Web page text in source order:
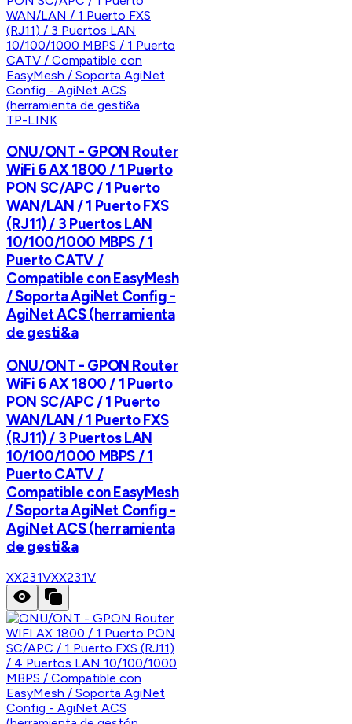
TP-LINK
ONU/ONT - GPON Router
WiFi 6 AX 1800 / 1 Puerto
PON SC/APC / 1 Puerto
WAN/LAN / 1 Puerto FXS
(RJ11) / 3 Puertos LAN
10/100/1000 MBPS / 1
Puerto CATV /
Compatible con EasyMesh
/ Soporta AgiNet Config -
AgiNet ACS (herramienta
de gesti&a
ONU/ONT - GPON Router
WiFi 6 AX 1800 / 1 Puerto
PON SC/APC / 1 Puerto
WAN/LAN / 1 Puerto FXS
(RJ11) / 3 Puertos LAN
10/100/1000 MBPS / 1
Puerto CATV /
Compatible con EasyMesh
/ Soporta AgiNet Config -
AgiNet ACS (herramienta
de gesti&a
XX231VXX231V